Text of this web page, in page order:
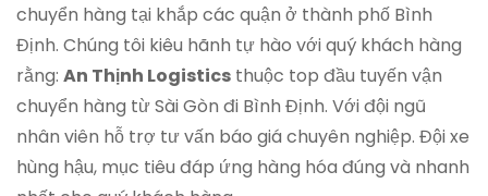
chuyển hàng tại khắp các quận ở thành phố Bình
Định. Chúng tôi kiêu hãnh tự hào với quý khách hàng
rằng: An Thịnh Logistics thuộc top đầu tuyến vận
chuyển hàng từ Sài Gòn đi Bình Định. Với đội ngũ
nhân viên hỗ trợ tư vấn báo giá chuyên nghiệp. Đội xe
hùng hậu, mục tiêu đáp ứng hàng hóa đúng và nhanh